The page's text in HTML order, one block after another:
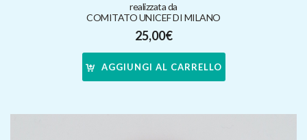
realizzata da
COMITATO UNICEF DI MILANO
25,00€
AGGIUNGI AL CARRELLO